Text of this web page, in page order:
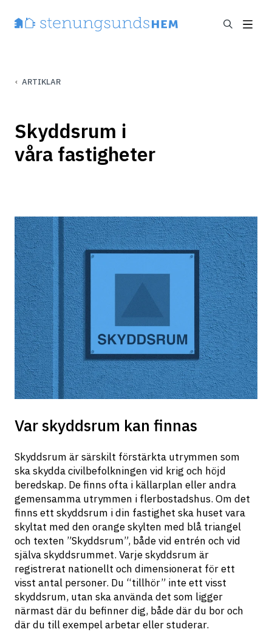
ARTIKLAR
Skyddsrum i
våra fastigheter
Var skyddsrum kan finnas
Skyddsrum är särskilt förstärkta utrymmen som
ska skydda civilbefolkningen vid krig och höjd
beredskap. De finns ofta i källarplan eller andra
gemensamma utrymmen i flerbostadshus. Om det
finns ett skyddsrum i din fastighet ska huset vara
skyltat med den orange skylten med blå triangel
och texten ”Skyddsrum”, både vid entrén och vid
själva skyddsrummet. Varje skyddsrum är
registrerat nationellt och dimensionerat för ett
visst antal personer. Du “tillhör” inte ett visst
skyddsrum, utan ska använda det som ligger
närmast där du befinner dig, både där du bor och
där du till exempel arbetar eller studerar.